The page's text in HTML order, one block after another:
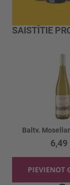
SAISTĪTIE
6,49
PIEVIENOT